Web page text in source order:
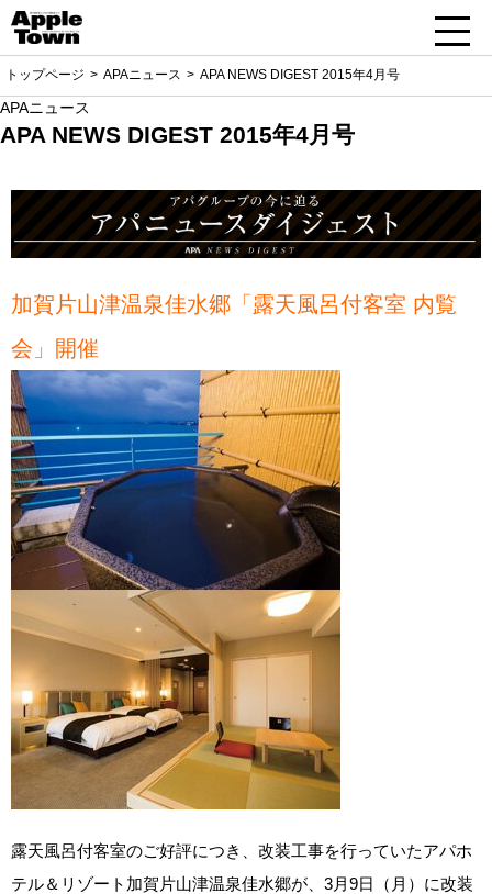
トップページ APAニュース APA NEWS DIGEST 2015年4月号
APAニュース
APA NEWS DIGEST 2015年4月号
加賀片山津温泉佳水郷「露天風呂付客室 内覧
会」開催
露天風呂付客室のご好評につき、改装工事を行っていたアパホ
テル＆リゾート加賀片山津温泉佳水郷が、3月9日（月）に改装